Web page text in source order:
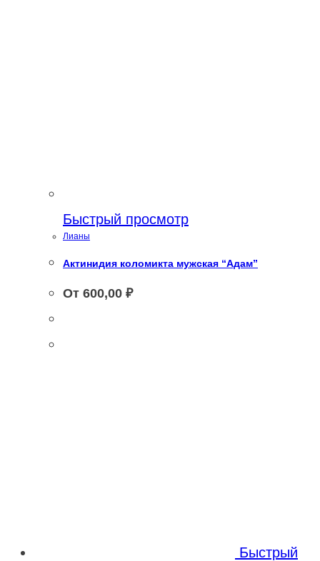
Быстрый просмотр
Лианы
Актинидия коломикта мужская “Адам”
От 600,00 ₽
Быстрый